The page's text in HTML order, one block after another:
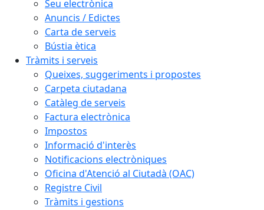
Seu electrònica
Anuncis / Edictes
Carta de serveis
Bústia ètica
Tràmits i serveis
Queixes, suggeriments i propostes
Carpeta ciutadana
Catàleg de serveis
Factura electrònica
Impostos
Informació d'interès
Notificacions electròniques
Oficina d'Atenció al Ciutadà (OAC)
Registre Civil
Tràmits i gestions